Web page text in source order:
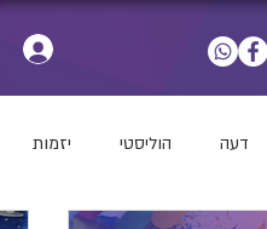
דעה הוליסטי יזמות